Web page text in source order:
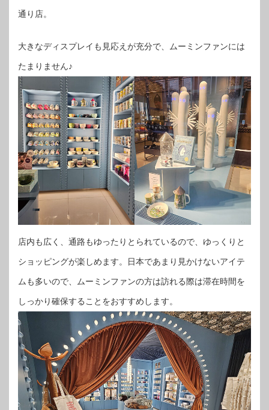
通り店。
大きなディスプレイも見応えが充分で、ムーミンファンには
たまりません♪
店内も広く、通路もゆったりとられているので、ゆっくりと
ショッピングが楽しめます。日本であまり見かけないアイテ
ムも多いので、ムーミンファンの方は訪れる際は滞在時間を
しっかり確保することをおすすめします。